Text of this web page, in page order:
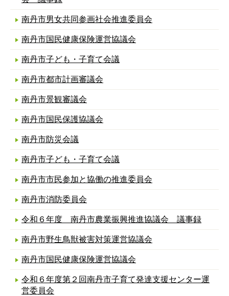
南丹市男女共同参画社会推進委員会
南丹市国民健康保険運営協議会
南丹市子ども・子育て会議
南丹市都市計画審議会
南丹市景観審議会
南丹市国民保護協議会
南丹市防災会議
南丹市子ども・子育て会議
南丹市市民参加と協働の推進委員会
南丹市消防委員会
令和６年度 南丹市農業振興推進協議会 議事録
南丹市野生鳥獣被害対策運営協議会
南丹市国民健康保険運営協議会
令和６年度第２回南丹市子育て発達支援センター運
営委員会